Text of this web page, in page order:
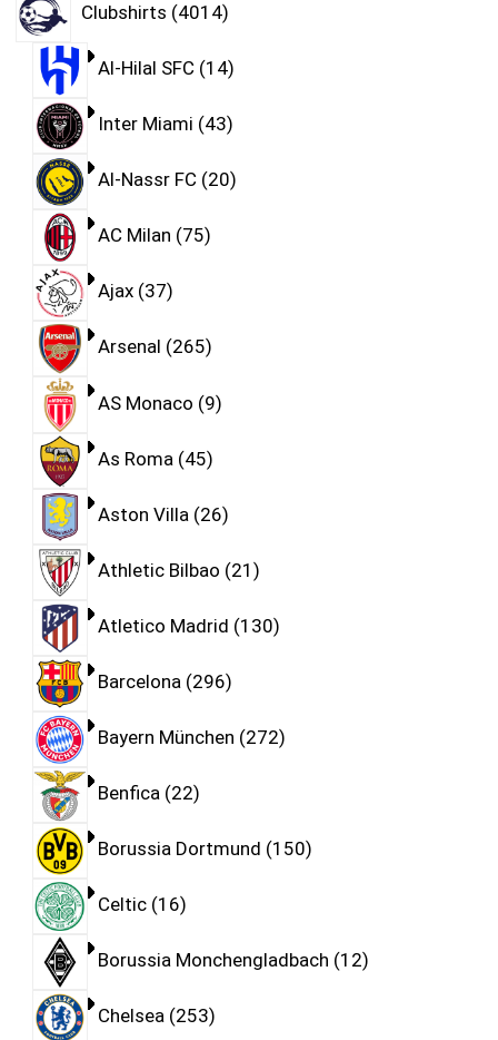
Clubshirts 4014
Al-Hilal SFC 14
Inter Miami 43
Al-Nassr FC 20
AC Milan 75
Ajax 37
Arsenal 265
AS Monaco 9
As Roma 45
Aston Villa 26
Athletic Bilbao 21
Atletico Madrid 130
Barcelona 296
Bayern München 272
Benfica 22
Borussia Dortmund 150
Celtic 16
Borussia Monchengladbach 12
Chelsea 253